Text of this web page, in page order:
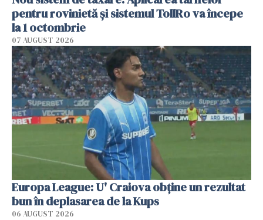
pentru rovinietă şi sistemul TollRo va începe
la 1 octombrie
07 AUGUST 2026
Europa League: U' Craiova obține un rezultat
bun în deplasarea de la Kups
06 AUGUST 2026